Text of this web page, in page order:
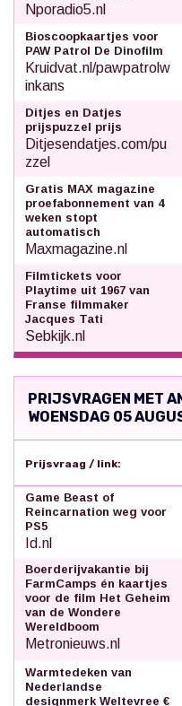
Nporadio5.nl
Bioscoopkaartjes voor
PAW Patrol De Dinofilm
Kruidvat.nl/pawpatrolw
inkans
Ditjes en Datjes
prijspuzzel prijs
Ditjesendatjes.com/pu
zzel
Gratis MAX magazine
proefabonnement van 4
weken stopt
automatisch
Maxmagazine.nl
Filmtickets voor
Playtime uit 1967 van
Franse filmmaker
Jacques Tati
Sebkijk.nl
PRIJSVRAGEN MET
WOENSDAG 05
Prijsvraag / link:
Game Beast of
Reincarnation weg voor
PS5
Id.nl
Boerderijvakantie bij
FarmCamps én kaartjes
voor de film Het Geheim
van de Wondere
Wereldboom
Metronieuws.nl
Warmtedeken van
Nederlandse
designmerk Weltevree €